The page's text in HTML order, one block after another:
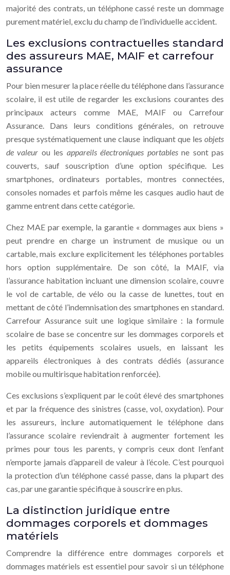
majorité des contrats, un téléphone cassé reste un dommage
purement matériel, exclu du champ de l’individuelle accident.
Les exclusions contractuelles standard
des assureurs MAE, MAIF et carrefour
assurance
Pour bien mesurer la place réelle du téléphone dans l’assurance
scolaire, il est utile de regarder les exclusions courantes des
principaux acteurs comme MAE, MAIF ou Carrefour
Assurance. Dans leurs conditions générales, on retrouve
presque systématiquement une clause indiquant que les objets
de valeur ou les appareils électroniques portablesne sont pas
couverts, sauf souscription d’une option spécifique. Les
smartphones, ordinateurs portables, montres connectées,
consoles nomades et parfois même les casques audio haut de
gamme entrent dans cette catégorie.
Chez MAE par exemple, la garantie « dommages aux biens »
peut prendre en charge un instrument de musique ou un
cartable, mais exclure explicitement les téléphones portables
hors option supplémentaire. De son côté, la MAIF, via
l’assurance habitation incluant une dimension scolaire, couvre
le vol de cartable, de vélo ou la casse de lunettes, tout en
mettant de côté l’indemnisation des smartphones en standard.
Carrefour Assurance suit une logique similaire : la formule
scolaire de base se concentre sur les dommages corporels et
les petits équipements scolaires usuels, en laissant les
appareils électroniques à des contrats dédiés (assurance
mobile ou multirisque habitation renforcée).
Ces exclusions s’expliquent par le coût élevé des smartphones
et par la fréquence des sinistres (casse, vol, oxydation). Pour
les assureurs, inclure automatiquement le téléphone dans
l’assurance scolaire reviendrait à augmenter fortement les
primes pour tous les parents, y compris ceux dont l’enfant
n’emporte jamais d’appareil de valeur à l’école. C’est pourquoi
la protection d’un téléphone cassé passe, dans la plupart des
cas, par une garantie spécifique à souscrire en plus.
La distinction juridique entre
dommages corporels et dommages
matériels
Comprendre la différence entre dommages corporels et
dommages matériels est essentiel pour savoir si un téléphone